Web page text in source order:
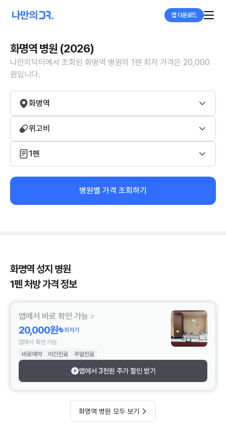
앱 다운로드
화명역 병원 (2026)
나만의닥터에서 조회된 화명역 병원의 1펜 최저 가격은 20,000
원입니다.
화명역
위고비
1펜
병원별 가격 조회하기
화명역 성지 병원
1펜 처방 가격 정보
앱에서 바로 확인 가능
20,000원
최저가
앱에서 확인 가능
바로예약
야간진료 주말진료
앱에서 3천원 추가 할인 받기
화명역 병원 모두 보기